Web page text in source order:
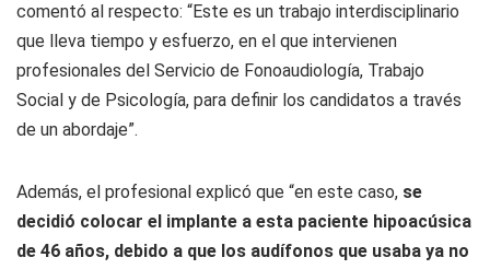
comentó al respecto: “Este es un trabajo interdisciplinario
que lleva tiempo y esfuerzo, en el que intervienen
profesionales del Servicio de Fonoaudiología, Trabajo
Social y de Psicología, para definir los candidatos a través
de un abordaje”.
Además, el profesional explicó que “en este caso, se
decidió colocar el implante a esta paciente hipoacúsica
de 46 años, debido a que los audífonos que usaba ya no